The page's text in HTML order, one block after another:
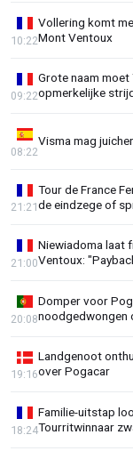
Vollering komt
Mont Ventoux
10:22
Grote naam
opmerkelijke
09:22
Visma mag
08:22
Tour de France
de eindzege of
21:21
Niewiadoma laat
Ventoux:
21:00
Domper voor
noodgedwongen
20:08
Landgenoot
over Pogacar
19:16
Familie-uitstap
Tourritwinnaar
18:24